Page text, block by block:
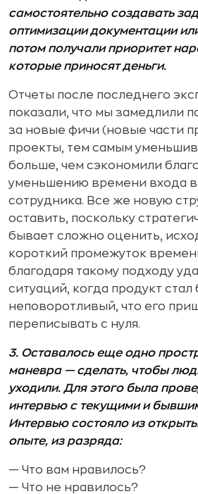
самостоятельно создавать
оптимизации документации
потом получали приоритет
которые приносят деньги.
Отчеты после последнего
показали, что мы замедлили
за новые фичи (новые части
проекты, тем самым
больше, чем сэкономили
уменьшению времени входа в
сотрудника. Все же новую
оставить, поскольку
бывает сложно оценить,
короткий промежуток
благодаря такому подходу
ситуаций, когда продукт стал
неповоротливый, что его
переписывать с нуля.
3. Оставалось еще одно
маневра — сделать, чтобы
уходили. Для этого была
интервью с текущими и
Интервью состояло из
опыте, из разряда:
— Что вам нравилось?
— Что не нравилось?